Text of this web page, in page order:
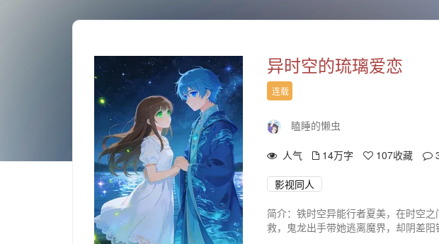
异时空的琉璃爱恋
连载
瞌睡的懒虫
人气 14万字 107收藏
影视同人
简介：铁时空异能行者夏美，在时空
救，鬼龙出手带她逃离魔界，却阴差